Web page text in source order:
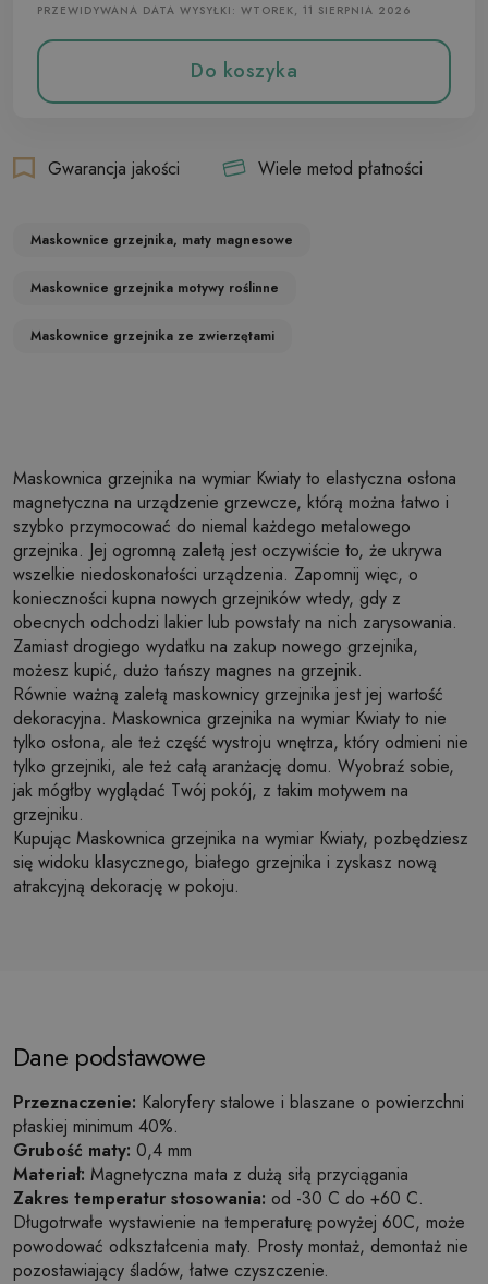
PRZEWIDYWANA DATA WYSYŁKI: WTOREK, 11 SIERPNIA 2026
Do koszyka
Gwarancja jakości Wiele metod płatności
Maskownice grzejnika, maty magnesowe
Maskownice grzejnika motywy roślinne
Maskownice grzejnika ze zwierzętami
Maskownica grzejnika na wymiar Kwiaty to elastyczna osłona
magnetyczna na urządzenie grzewcze, którą można łatwo i
szybko przymocować do niemal każdego metalowego
grzejnika. Jej ogromną zaletą jest oczywiście to, że ukrywa
wszelkie niedoskonałości urządzenia. Zapomnij więc, o
konieczności kupna nowych grzejników wtedy, gdy z
obecnych odchodzi lakier lub powstały na nich zarysowania.
Zamiast drogiego wydatku na zakup nowego grzejnika,
możesz kupić, dużo tańszy magnes na grzejnik.
Równie ważną zaletą maskownicy grzejnika jest jej wartość
dekoracyjna. Maskownica grzejnika na wymiar Kwiaty to nie
tylko osłona, ale też część wystroju wnętrza, który odmieni nie
tylko grzejniki, ale też całą aranżację domu. Wyobraź sobie,
jak mógłby wyglądać Twój pokój, z takim motywem na
grzejniku.
Kupując Maskownica grzejnika na wymiar Kwiaty, pozbędziesz
się widoku klasycznego, białego grzejnika i zyskasz nową
atrakcyjną dekorację w pokoju.
Dane podstawowe
Przeznaczenie: Kaloryfery stalowe i blaszane o powierzchni
płaskiej minimum 40%.
Grubość maty: 0,4 mm
Materiał: Magnetyczna mata z dużą siłą przyciągania
Zakres temperatur stosowania: od -30 C do +60 C.
Długotrwałe wystawienie na temperaturę powyżej 60C, może
powodować odkształcenia maty. Prosty montaż, demontaż nie
pozostawiający śladów, łatwe czyszczenie.